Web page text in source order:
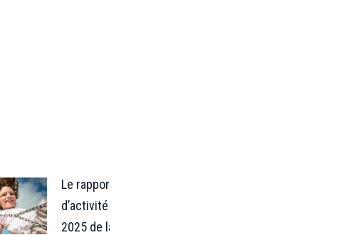
Le rapport
d’activité
2025 de la